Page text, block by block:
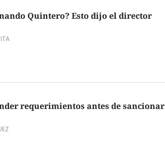
Quintero? Esto dijo el director
requerimientos antes de sancionar